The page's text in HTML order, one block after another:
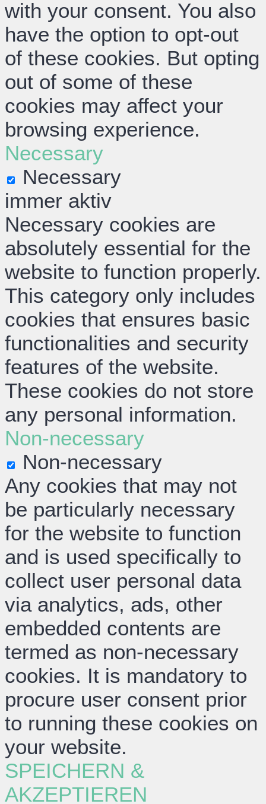
with your consent. You also
have the option to opt-out
of these cookies. But opting
out of some of these
cookies may affect your
browsing experience.
Necessary
Necessary
immer aktiv
Necessary cookies are
absolutely essential for the
website to function properly.
This category only includes
cookies that ensures basic
functionalities and security
features of the website.
These cookies do not store
any personal information.
Non-necessary
Non-necessary
Any cookies that may not
be particularly necessary
for the website to function
and is used specifically to
collect user personal data
via analytics, ads, other
embedded contents are
termed as non-necessary
cookies. It is mandatory to
procure user consent prior
to running these cookies on
your website.
SPEICHERN &
AKZEPTIEREN